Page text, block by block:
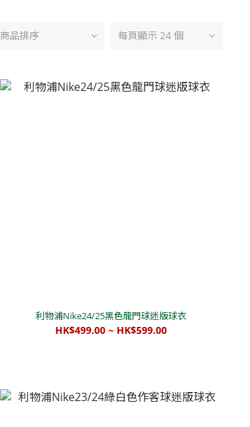
商品排序 每頁顯示 24 個
利物浦Nike24/25黑色龍門球迷版球衣
HK$499.00 ~ HK$599.00